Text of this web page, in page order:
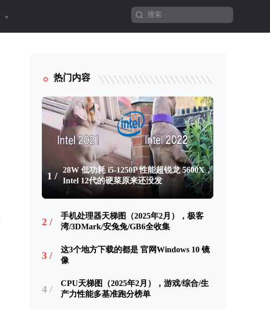
热门内容
1 /
28W 低功耗 i5-1250P 性能超锐龙 5600X，
Intel 12代的硬菜原来还没发
2 /
手机处理器天梯图（2025年2月），极客
湾/3DMark/安兔兔/GB6全收集
3 /
这3个地方下载的都是 官网Windows 10 镜
像
4 /
CPU天梯图（2025年2月），游戏/综合/生
产力性能多基准跑分榜单